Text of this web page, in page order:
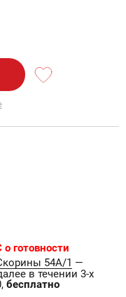
готовности
54А/1 —
в течении 3-х
бесплатно